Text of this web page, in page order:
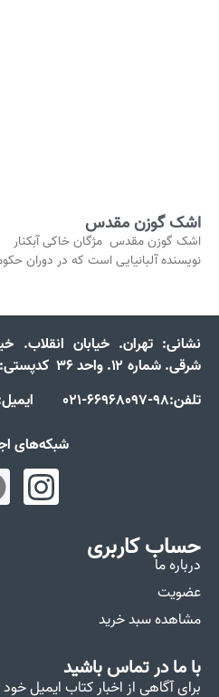
اشک گوزن مقدس
نویسنده آلبانیایی است که در دوران
نشانی: تهران. خیابان انقلاب.
شرقی. شماره ۱۲. واحد ۳۶ کدپستی: ۱۳۱۵۸۸۳۴۷۴
تلفن:98-66968097-021 ایمیل: info@jahaneketab.ir
شبکه‌های
حساب کاربری
درباره ما
عضویت
مشاهده سبد خرید
با ما در تماس باشید
برای آگاهی از اخبار کتاب ایمیل خود